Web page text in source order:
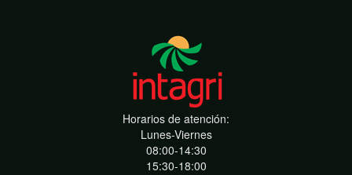
Horarios de atención:
Lunes-Viernes
08:00-14:30
15:30-18:00